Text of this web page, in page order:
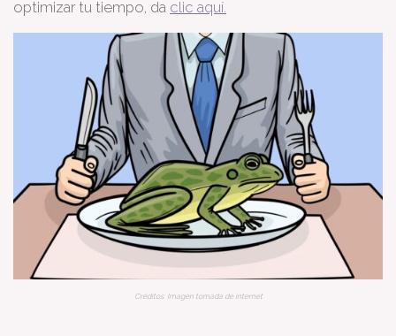
optimizar tu tiempo, da clic aquí.
Créditos: Imagen tomada de internet